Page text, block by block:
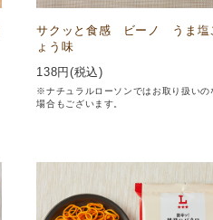
サクッと食感 ビーノ うま塩
ょう味
138円(税込)
※ナチュラルローソンではお取り扱いの
場合もございます。